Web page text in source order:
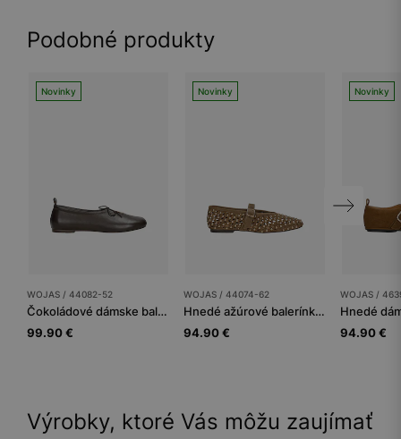
Podobné produkty
Novinky
WOJAS / 44082-52
Čokoládové dámske balerínky z lícovej kože
99.90 €
Novinky
WOJAS / 44074-62
Hnedé ažúrové balerínky so zlatými nitmi
94.90 €
Novinky
WOJAS /
94.90 €
Výrobky, ktoré Vás môžu zaujímať